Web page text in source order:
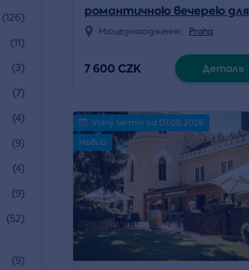
(126)
(11)
(3)
(7)
(4)
(9)
(4)
(9)
(52)
(9)
романтичною вечерею для
двохМісцезнаходження: Praha
7 600 CZK Деталь
Volný termín od 07.08.2026
Новий